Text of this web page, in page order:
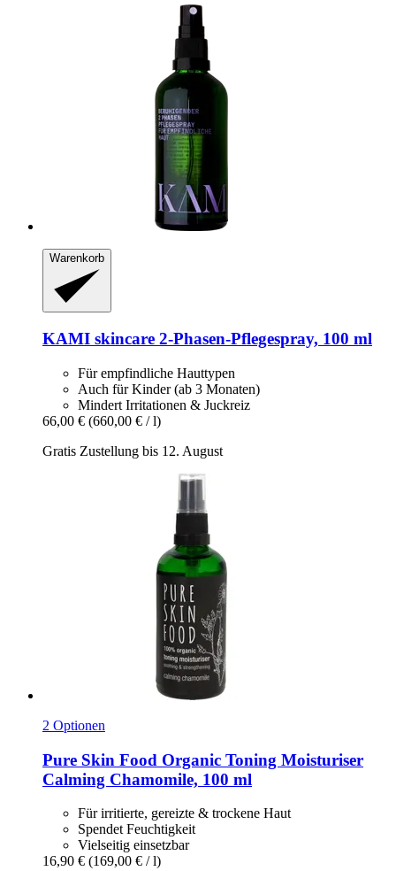
Warenkorb
KAMI skincare 2-​Phasen-​Pflegespray, 100 ml
Für empfindliche Hauttypen
Auch für Kinder (ab 3 Monaten)
Mindert Irritationen & Juckreiz
66,00 € (660,00 € / l)
Gratis Zustellung bis 12. August
2 Optionen
Pure Skin Food Organic Toning Moisturiser
Calming Chamomile, 100 ml
Für irritierte, gereizte & trockene Haut
Spendet Feuchtigkeit
Vielseitig einsetzbar
16,90 € (169,00 € / l)